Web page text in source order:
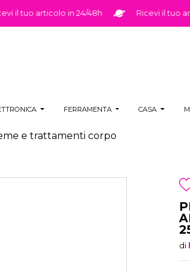
tuo articolo in 24/48h Ricevi il tuo
FERRAMENTA CASA
e trattamenti corpo
di